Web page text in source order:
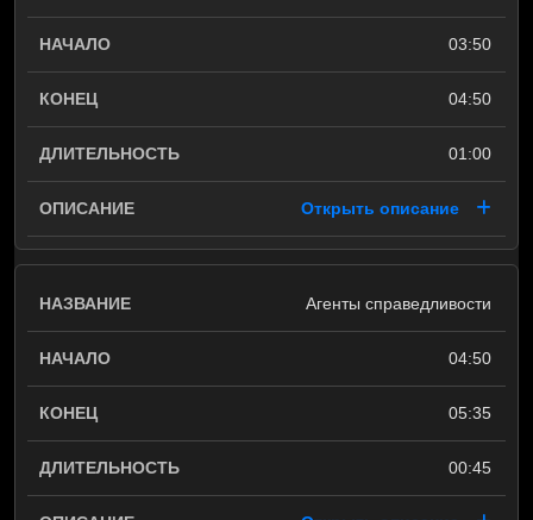
03:50
04:50
01:00
Открыть описание
Агенты справедливости
04:50
05:35
00:45